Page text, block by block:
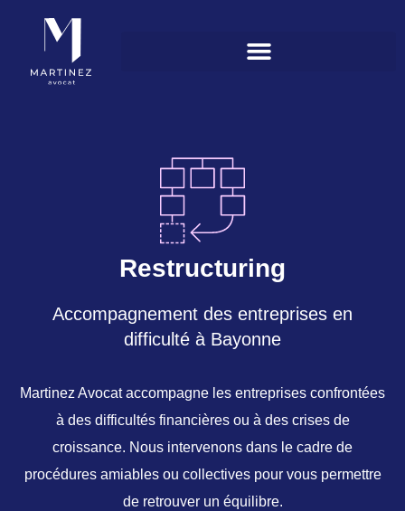
Restructuring
Accompagnement des entreprises en
difficulté à Bayonne
Martinez Avocat accompagne les entreprises confrontées
à des difficultés financières ou à des crises de
croissance. Nous intervenons dans le cadre de
procédures amiables ou collectives pour vous permettre
de retrouver un équilibre.